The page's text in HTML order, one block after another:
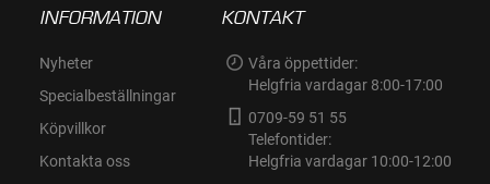
INFORMATION
Nyheter
Specialbeställningar
Köpvillkor
Kontakta oss
KONTAKT
Våra öppettider:
Helgfria vardagar 8:00-17:00
0709-59 51 55
Telefontider:
Helgfria vardagar 10:00-12:00